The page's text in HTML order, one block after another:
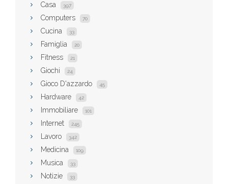
Casa 397
Computers 70
Cucina 33
Famiglia 20
Fitness 21
Giochi 24
Gioco D'azzardo 45
Hardware 42
Immobiliare 101
Internet 245
Lavoro 342
Medicina 109
Musica 33
Notizie 33